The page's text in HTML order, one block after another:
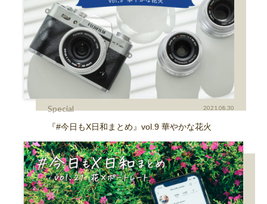
Special 2021.08.30
『#今日もX日和まとめ』vol.9 華やかな花火